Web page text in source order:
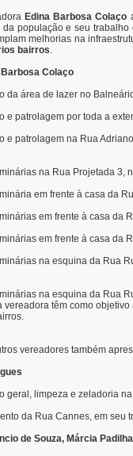
Edina Barbosa Colaço
população e seu
melhorias na
bairros.
Colaço
da área de lazer no
e patrolagem por toda a
e patrolagem na Rua
na Rua Projetada 3,
em frente à casa da
em frente à casa da
em frente à casa da
na esquina da Rua
na esquina da Rua
têm como
vereadores também
geral, limpeza e zeladoria
da Rua Cannes, em seu
de Souza, Márcia